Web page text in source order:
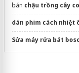
bán chậu trồng cây
dán phim cách nhiệt
Sửa máy rửa bát